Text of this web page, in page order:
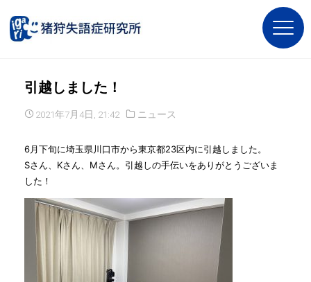
引越しました！
2021年7月4日, 21:42 ニュース
6月下旬に埼玉県川口市から東京都23区内に引越しました。
Sさん、Kさん、Mさん。引越しの手伝いをありがとうございま
した！